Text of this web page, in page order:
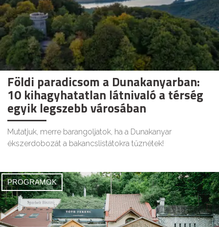
Földi paradicsom a Dunakanyarban:
10 kihagyhatatlan látnivaló a térség
egyik legszebb városában
Mutatjuk, merre barangoljatok, ha a Dunakanyar
ékszerdobozát a bakancslistátokra tűznétek!
PROGRAMOK